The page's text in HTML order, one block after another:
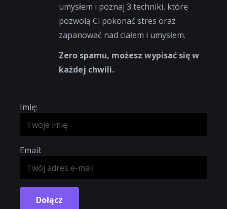
umysłem i poznaj 3 techniki, które
pozwolą Ci pokonać stres oraz
zapanować nad ciałem i umysłem.
Zero spamu, możesz wypisać się w
każdej chwili.
Imię:
Email:
Dołącz